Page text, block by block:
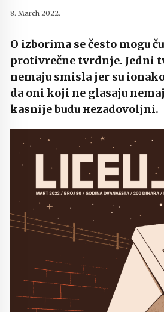
8. March 2022.
O izborima se često mogu
protivrečne tvrdnje. Jedni
nemaju smisla jer su
da oni koji ne glasaju
kasnije budu нezadovoljni.